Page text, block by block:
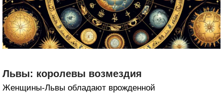
Львы: королевы возмездия
Женщины-Львы обладают врожденной